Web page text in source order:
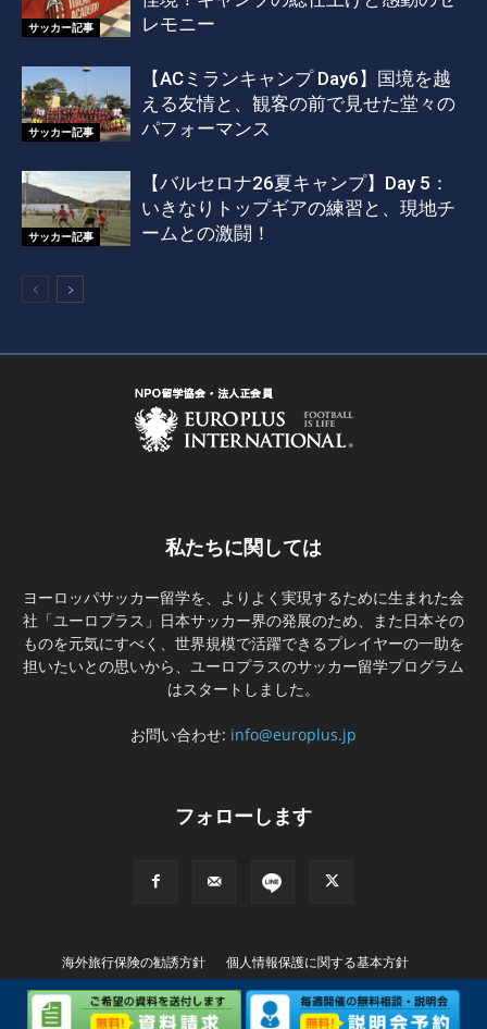
サッカー記事
レモニー
サッカー記事
【ACミランキャンプ Day6】国境を越
える友情と、観客の前で見せた堂々の
パフォーマンス
サッカー記事
【バルセロナ26夏キャンプ】Day 5：
いきなりトップギアの練習と、現地チ
ームとの激闘！
私たちに関しては
ヨーロッパサッカー留学を、よりよく実現するために生まれた会
社「ユーロプラス」日本サッカー界の発展のため、また日本その
ものを元気にすべく、世界規模で活躍できるプレイヤーの一助を
担いたいとの思いから、ユーロプラスのサッカー留学プログラム
はスタートしました。
お問い合わせ: info@europlus.jp
フォローします
海外旅行保険の勧誘方針
個人情報保護に関する基本方針
特別商取引に基づく表記
© Copyright (C) EUROPLUS INTERNATIONAL Ltd. All rights Reserved..